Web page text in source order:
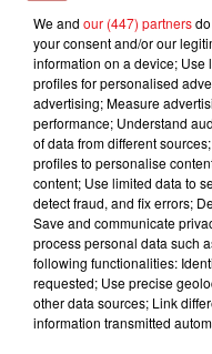
FLO DELAVEGA
Printemps Eternel
L'HOROSCOPE
We and our (447) partners
your consent and/or our
information on a device; Use
profiles for personalised
advertising; Measure
performance; Understand
of data from different
profiles to personalise
content; Use limited data to
detect fraud, and fix errors;
Save and communicate
process personal data such
following functionalities:
requested; Use precise
other data sources; Link
information transmitted